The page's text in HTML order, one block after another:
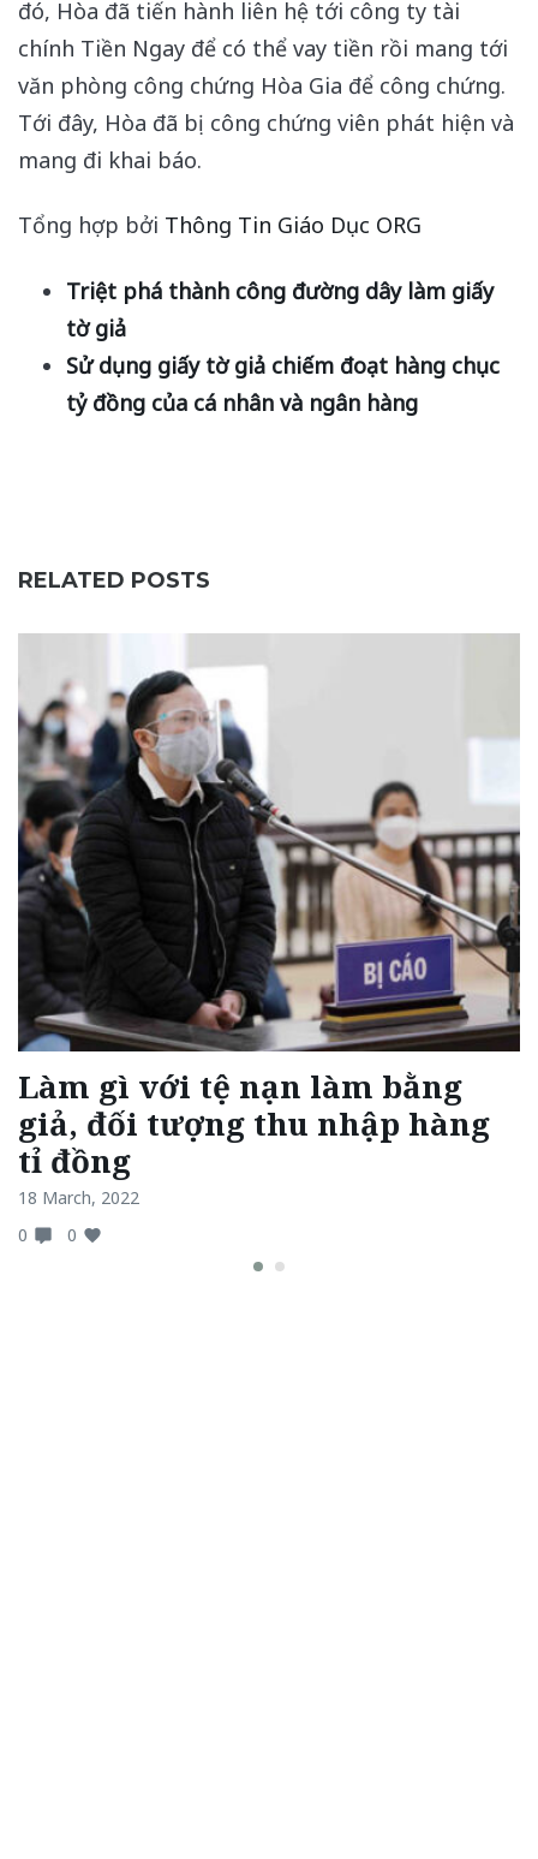
đó, Hòa đã tiến hành liên hệ tới công ty tài
chính Tiền Ngay để có thể vay tiền rồi mang tới
văn phòng công chứng Hòa Gia để công chứng.
Tới đây, Hòa đã bị công chứng viên phát hiện và
mang đi khai báo.
Tổng hợp bởi Thông Tin Giáo Dục ORG
Triệt phá thành công đường dây làm giấy
tờ giả
Sử dụng giấy tờ giả chiếm đoạt hàng chục
tỷ đồng của cá nhân và ngân hàng
RELATED POSTS
Làm gì với tệ nạn làm bằng
giả, đối tượng thu nhập hàng
tỉ đồng
18 March, 2022
0
0